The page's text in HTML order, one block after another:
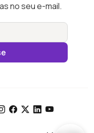
no seu e-mail.